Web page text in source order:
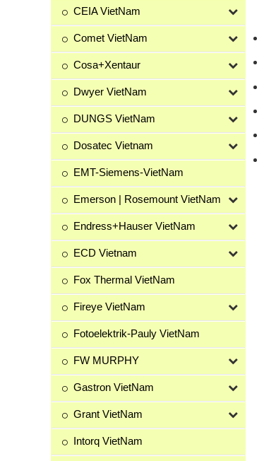
CEIA VietNam
Comet VietNam
Cosa+Xentaur
Dwyer VietNam
DUNGS VietNam
Dosatec Vietnam
EMT-Siemens-VietNam
Emerson | Rosemount VietNam
Endress+Hauser VietNam
ECD Vietnam
Fox Thermal VietNam
Fireye VietNam
Fotoelektrik-Pauly VietNam
FW MURPHY
Gastron VietNam
Grant VietNam
Intorq VietNam